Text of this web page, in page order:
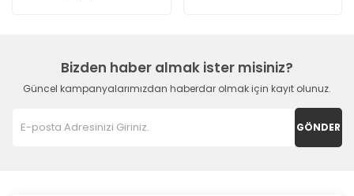
Bizden haber almak ister misiniz?
Güncel kampanyalarımızdan haberdar olmak için kayıt olunuz.
GÖNDER